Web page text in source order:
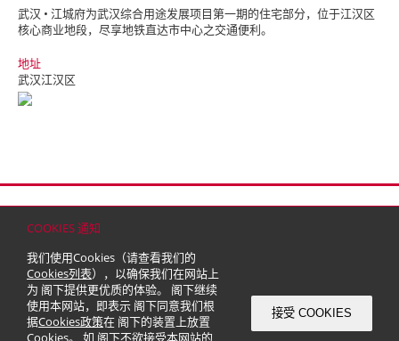
COOKIES 通知
我们使用Cookies（请查看我们的
Cookies列表），以确保我们在网站上
为 阁下提供更优质的体验。 阁下继续
使用本网站，即表示 阁下同意我们根
据Cookies政策在 阁下的装置上放置
Cookies。 如 阁下不欲接受本网站的
接受 COOKIES
武汉 • 江城府为武汉综合用途发展项目第一期的住宅部分，位于江汉区
核心商业地段，尽享地铁直达市中心之交通便利。
地址
武汉江汉区
© 2026 嘉里建设有限公司 (于百慕达注册成立之有限公司)